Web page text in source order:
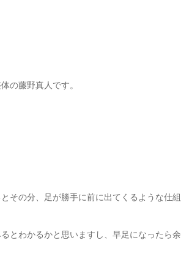
の藤野真人です。
その分、足が勝手に前に出てくるような仕組
とわかるかと思いますし、早足になったら